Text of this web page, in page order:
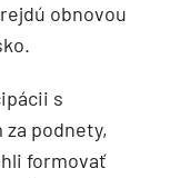
obnovou
s
podnety,
formovať